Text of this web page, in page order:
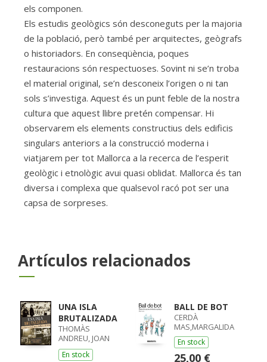
els componen.
Els estudis geològics són desconeguts per la majoria
de la població, però també per arquitectes, geògrafs
o historiadors. En conseqüència, poques
restauracions són respectuoses. Sovint ni se’n troba
el material original, se’n desconeix l’origen o ni tan
sols s’investiga. Aquest és un punt feble de la nostra
cultura que aquest llibre pretén compensar. Hi
observarem els elements constructius dels edificis
singulars anteriors a la construcció moderna i
viatjarem per tot Mallorca a la recerca de l’esperit
geològic i etnològic avui quasi oblidat. Mallorca és tan
diversa i complexa que qualsevol racó pot ser una
capsa de sorpreses.
Artículos relacionados
UNA ISLA
BRUTALIZADA
THOMÀS
ANDREU, JOAN
MARIA
En stock
BALL DE BOT
CERDÀ
MAS,MARGALIDA
En stock
25,00 €